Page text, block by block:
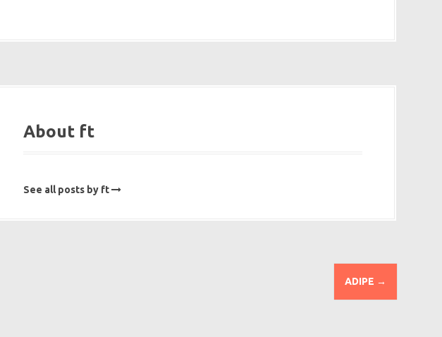
About ft
See all posts by ft
ADIPE →